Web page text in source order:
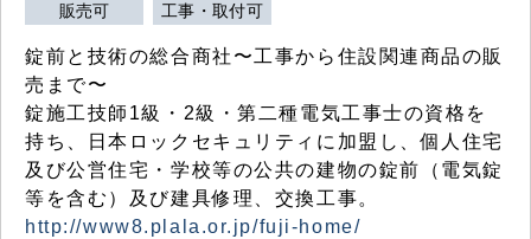
販売可 工事・取付可
錠前と技術の総合商社〜工事から住設関連商品の販
売まで〜
錠施工技師1級・2級・第二種電気工事士の資格を
持ち、日本ロックセキュリティに加盟し、個人住宅
及び公営住宅・学校等の公共の建物の錠前（電気錠
等を含む）及び建具修理、交換工事。
http://www8.plala.or.jp/fuji-home/